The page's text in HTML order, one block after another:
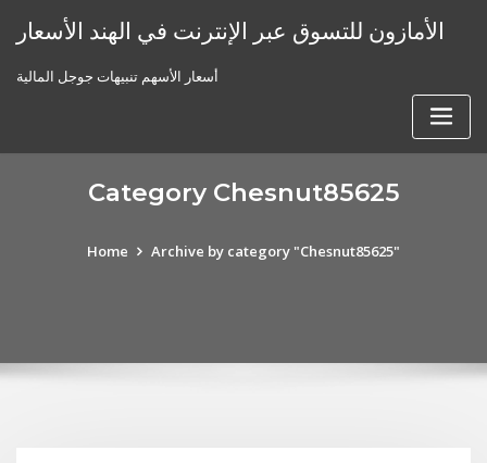
الأمازون للتسوق عبر الإنترنت في الهند الأسعار
أسعار الأسهم تنبيهات جوجل المالية
Category Chesnut85625
Home Archive by category "Chesnut85625"